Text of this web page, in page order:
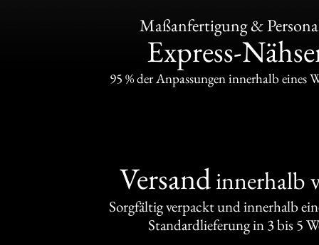
Maßanfertigung &
Express-
95 % der Anpassungen innerhalb eines
Versandinnerhalb
Sorgfältig verpackt und innerhalb
Standardlieferung in 3 bis 5